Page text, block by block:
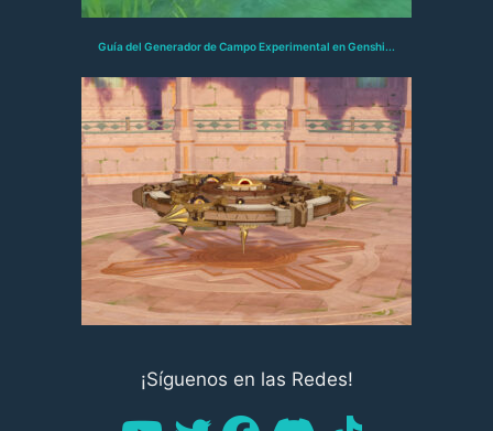
Guía del Generador de Campo Experimental en Genshi...
¡Síguenos en las Redes!